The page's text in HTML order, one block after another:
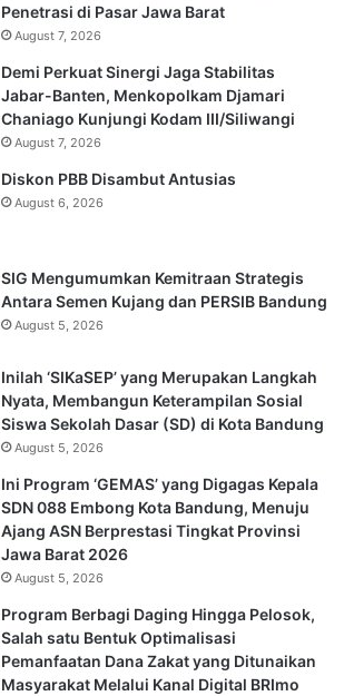
Penetrasi di Pasar Jawa Barat
August 7, 2026
Demi Perkuat Sinergi Jaga Stabilitas
Jabar-Banten, Menkopolkam Djamari
Chaniago Kunjungi Kodam III/Siliwangi
August 7, 2026
Diskon PBB Disambut Antusias
August 6, 2026
SIG Mengumumkan Kemitraan Strategis
Antara Semen Kujang dan PERSIB Bandung
August 5, 2026
Inilah ‘SIKaSEP’ yang Merupakan Langkah
Nyata, Membangun Keterampilan Sosial
Siswa Sekolah Dasar (SD) di Kota Bandung
August 5, 2026
Ini Program ‘GEMAS’ yang Digagas Kepala
SDN 088 Embong Kota Bandung, Menuju
Ajang ASN Berprestasi Tingkat Provinsi
Jawa Barat 2026
August 5, 2026
Program Berbagi Daging Hingga Pelosok,
Salah satu Bentuk Optimalisasi
Pemanfaatan Dana Zakat yang Ditunaikan
Masyarakat Melalui Kanal Digital BRImo